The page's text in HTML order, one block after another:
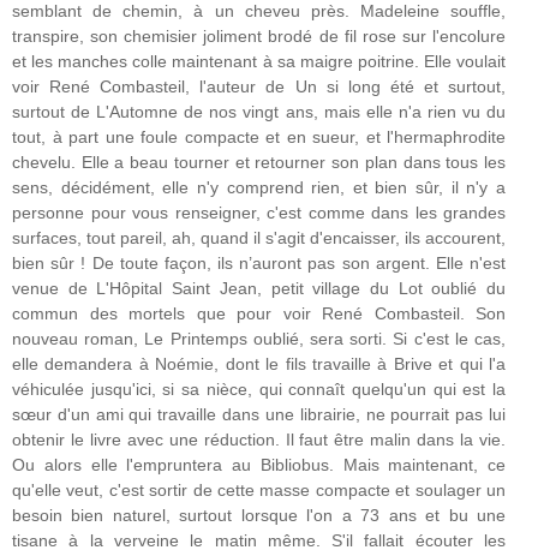
semblant de chemin, à un cheveu près. Madeleine souffle,
transpire, son chemisier joliment brodé de fil rose sur l'encolure
et les manches colle maintenant à sa maigre poitrine. Elle voulait
voir René Combasteil, l'auteur de Un si long été et surtout,
surtout de L'Automne de nos vingt ans, mais elle n'a rien vu du
tout, à part une foule compacte et en sueur, et l'hermaphrodite
chevelu. Elle a beau tourner et retourner son plan dans tous les
sens, décidément, elle n'y comprend rien, et bien sûr, il n'y a
personne pour vous renseigner, c'est comme dans les grandes
surfaces, tout pareil, ah, quand il s'agit d'encaisser, ils accourent,
bien sûr ! De toute façon, ils n’auront pas son argent. Elle n'est
venue de L'Hôpital Saint Jean, petit village du Lot oublié du
commun des mortels que pour voir René Combasteil. Son
nouveau roman, Le Printemps oublié, sera sorti. Si c'est le cas,
elle demandera à Noémie, dont le fils travaille à Brive et qui l'a
véhiculée jusqu'ici, si sa nièce, qui connaît quelqu'un qui est la
sœur d'un ami qui travaille dans une librairie, ne pourrait pas lui
obtenir le livre avec une réduction. Il faut être malin dans la vie.
Ou alors elle l'empruntera au Bibliobus. Mais maintenant, ce
qu'elle veut, c'est sortir de cette masse compacte et soulager un
besoin bien naturel, surtout lorsque l'on a 73 ans et bu une
tisane à la verveine le matin même. S'il fallait écouter les